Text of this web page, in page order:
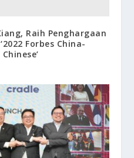
Raih Penghargaan
Forbes China-